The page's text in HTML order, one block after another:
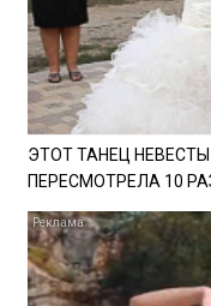
ЭТОТ ТАНЕЦ
ПЕРЕСМОТРЕЛА 10